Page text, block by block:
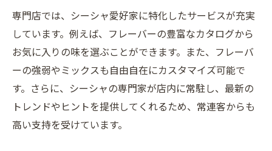
専門店では、シーシャ愛好家に特化したサービスが充実
しています。例えば、フレーバーの豊富なカタログから
お気に入りの味を選ぶことができます。また、フレーバ
ーの強弱やミックスも自由自在にカスタマイズ可能で
す。さらに、シーシャの専門家が店内に常駐し、最新の
トレンドやヒントを提供してくれるため、常連客からも
高い支持を受けています。